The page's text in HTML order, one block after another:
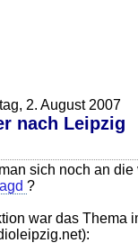
2. August 2007
nach Leipzig
sich noch an
?
war das Thema